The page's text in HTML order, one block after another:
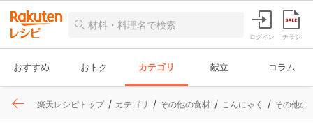
ログイン チラシ
おすすめ おトク カテゴリ 献立 コラム
楽天レシピトップ カテゴリ その他の食材 こんにゃく その他の